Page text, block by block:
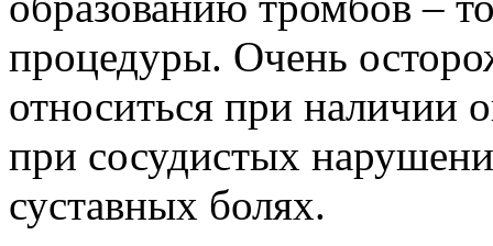
процедуры. Очень
относиться при наличии
при сосудистых
суставных болях.